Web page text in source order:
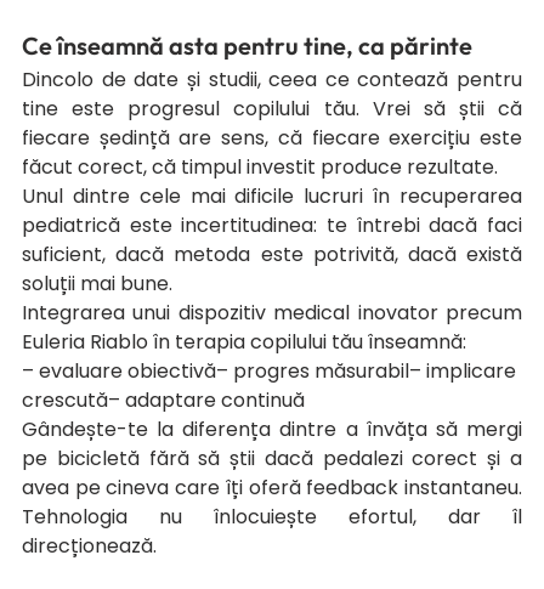
Ce înseamnă asta pentru tine, ca părinte
Dincolo de date și studii, ceea ce contează pentru
tine este progresul copilului tău. Vrei să știi că
fiecare ședință are sens, că fiecare exercițiu este
făcut corect, că timpul investit produce rezultate.
Unul dintre cele mai dificile lucruri în recuperarea
pediatrică este incertitudinea: te întrebi dacă faci
suficient, dacă metoda este potrivită, dacă există
soluții mai bune.
Integrarea unui dispozitiv medical inovator precum
Euleria Riablo în terapia copilului tău înseamnă:
– evaluare obiectivă– progres măsurabil– implicare
crescută– adaptare continuă
Gândește-te la diferența dintre a învăța să mergi
pe bicicletă fără să știi dacă pedalezi corect și a
avea pe cineva care îți oferă feedback instantaneu.
Tehnologia nu înlocuiește efortul, dar îl
direcționează.